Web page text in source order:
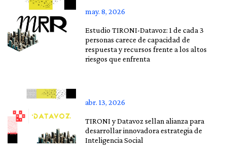
may. 8, 2026
Estudio TIRONI-Datavoz: 1 de cada 3
personas carece de capacidad de
respuesta y recursos frente a los altos
riesgos que enfrenta
abr. 13, 2026
TIRONI y Datavoz sellan alianza para
desarrollar innovadora estrategia de
Inteligencia Social